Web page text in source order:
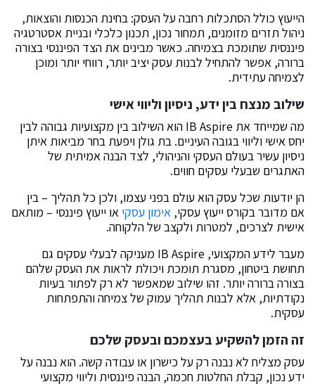
הייעוץ כולל הסתכלות רחבה על העסק: בחינת הכנסות והוצאות,
ניהול תזרים מזומנים, תמחור נכון, תכנון כלכלי ובניית אסטרטגיה
פיננסית שתומכת בצמיחה. כאשר מבינים את הצד הפיננסי בצורה
ברורה, אפשר להתחיל לבנות עסק יציב יותר, רווחי יותר ומוכן
לצמיחה עתידית.
שילוב מנצח בין ידע, ניסיון וליווי אישי
מה שמייחד את IB Aspire הוא השילוב בין מקצועיות גבוהה לבין
יחס אישי וליווי בגובה העיניים. בת גולן ויפעת בחר מביאות איתן
ניסיון עשיר בעולם העסקי והניהולי, לצד הבנה אמיתית של
האתגרים שבעלי עסקים חווים.
הן יודעות שכל עסק הוא עולם בפני עצמו, ולכן כל תהליך – בין
אם מדובר בקורס ייעוץ עסקי, אימון עסקיאו ייעוץ פיננסי – מותאם
אישית לצרכים, למטרות ולקצב של הלקוחה.
מעבר לידע המקצועי, IB Aspire מעניקה לבעלי עסקים גם
תחושת ביטחון, מסגרת תומכת ויכולת לראות את העסק שלהם
בצורה ברורה יותר. זהו שילוב שמאפשר לא רק לפתור בעיות
נקודתיות, אלא לבנות תהליך עמוק של צמיחה והתפתחות
עסקית.
זה הזמן להשקיע בעצמכם ובעסק שלכם
עסק מצליח לא נבנה רק על כישרון או עבודה קשה. הוא נבנה על
ידע נכון, קבלת החלטות חכמה, הבנה פיננסית וליווי מקצועי